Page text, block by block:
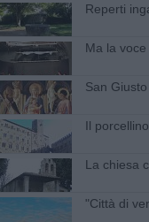
Reperti
Ma la voce
San
Il
La chiesa
"Città di